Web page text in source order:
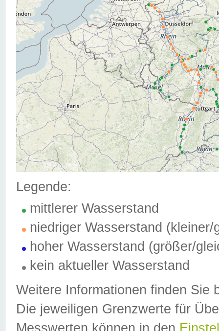
Legende:
mittlerer Wasserstand
niedriger Wasserstand (kleiner/
hoher Wasserstand (größer/
kein aktueller Wasserstand
Weitere Informationen finden Sie
Die jeweiligen Grenzwerte für
Messwerten können in den